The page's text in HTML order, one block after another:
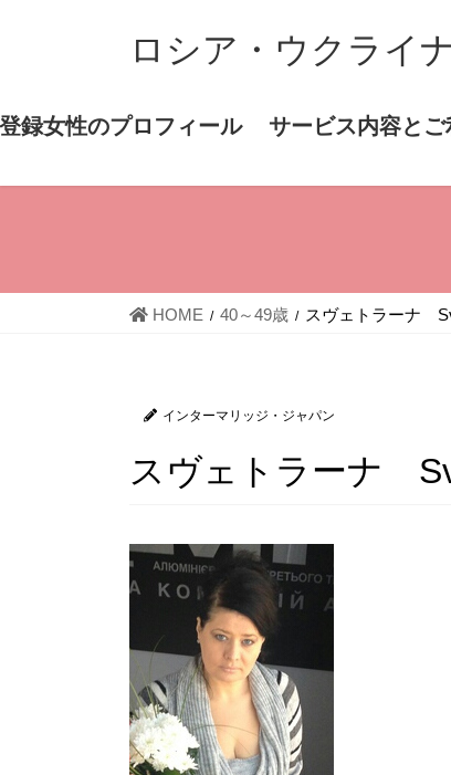
ン
へ
ー
ョ
ロシア・ウクライ
登録女性のプロフィール サービス内容と
HOME 40～49歳 スヴェトラーナ
インターマリッジ・ジャパン
スヴェトラーナ